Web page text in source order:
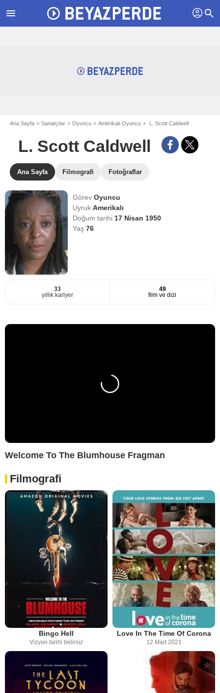
menu profil search
Ana Sayfa Sanatçılar Oyuncu Amerikalı Oyuncu L. Scott Caldwell
L. Scott Caldwell
Ana Sayfa Filmografi Fotoğraflar
GörevOyuncu
UyrukAmerikalı
Doğum tarihi 17 Nisan 1950
Yaş76
33
yıllık kariyer
49
film ve dizi
Welcome To The Blumhouse Fragman
Filmografi
Bingo Hell
Vizyon tarihi belirsiz
Love In The Time Of Corona
12 Mart 2021